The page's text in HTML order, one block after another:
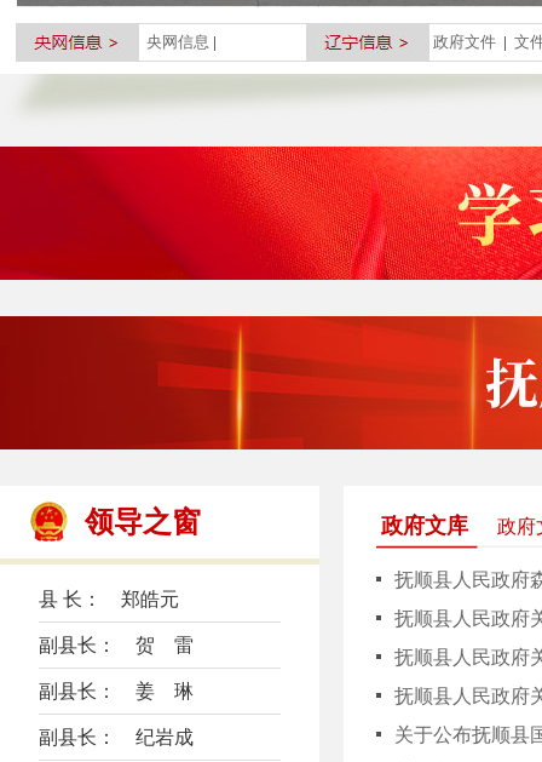
央网信息 | 政府文件 | 文
领导之窗
县 长： 郑皓元
副县长： 贺 雷
副县长： 姜 琳
副县长： 纪岩成
政府文库 政
抚顺县人民政府
抚顺县人民政府
抚顺县人民政府
关于公布抚顺县